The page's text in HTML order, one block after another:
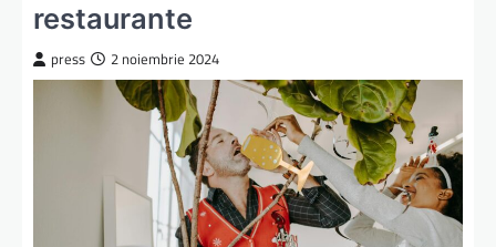
restaurante
press 2 noiembrie 2024